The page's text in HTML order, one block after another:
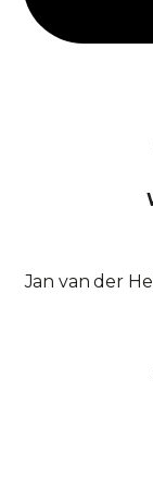
Jan van der